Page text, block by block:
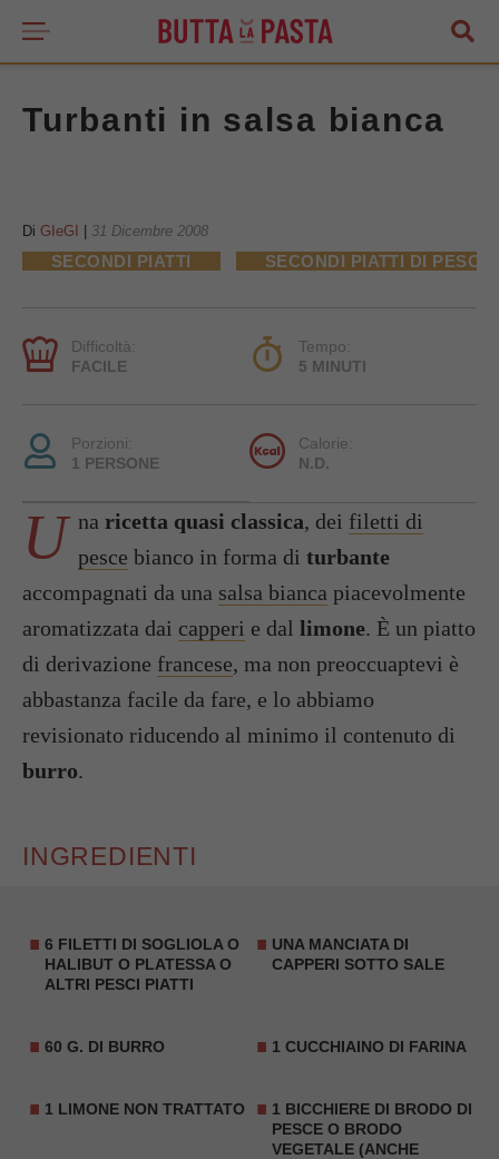
Turbanti in salsa bianca
Di GIeGI 31 Dicembre 2008
SECONDI PIATTI SECONDI PIATTI DI PESCE
Difficoltà:
FACILE
Tempo:
5 MINUTI
Porzioni:
1 PERSONE
Calorie:
N.D.
U na ricetta quasi classica, dei filetti di
pesce bianco in forma di turbante
accompagnati da una salsa bianca piacevolmente
aromatizzata dai capperi e dal limone. È un piatto
di derivazione francese, ma non preoccuaptevi è
abbastanza facile da fare, e lo abbiamo
revisionato riducendo al minimo il contenuto di
burro.
INGREDIENTI
6 FILETTI DI SOGLIOLA O
HALIBUT O PLATESSA O
ALTRI PESCI PIATTI
UNA MANCIATA DI
CAPPERI SOTTO SALE
60 G. DI BURRO 1 CUCCHIAINO DI FARINA
1 LIMONE NON TRATTATO
1 BICCHIERE DI BRODO DI
PESCE O BRODO
VEGETALE (ANCHE